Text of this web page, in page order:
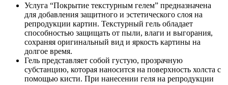
Услуга “Покрытие текстурным гелем” предназначена
для добавления защитного и эстетического слоя на
репродукции картин. Текстурный гель обладает
способностью защищать от пыли, влаги и выгорания,
сохраняя оригинальный вид и яркость картины на
долгое время.
Гель представляет собой густую, прозрачную
субстанцию, которая наносится на поверхность холста с
помощью кисти. При нанесении геля на репродукции